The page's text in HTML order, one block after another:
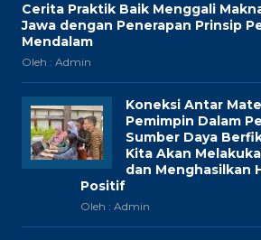
Cerita Praktik Baik Menggali
Jawa dengan Penerapan Prinsip
Mendalam
Oleh : Admin
Koneksi Antar
Pemimpin Dalam
Sumber Daya
Kita Akan
dan Menghasilkan
Positif
Oleh : Admin